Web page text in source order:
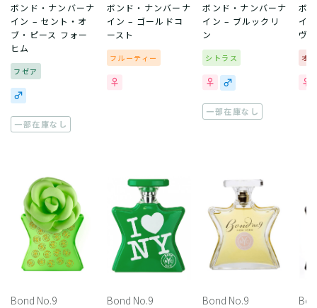
ボンド・ナンバーナ
イン – セント・オ
ブ・ピース フォー
ヒム
フゼア
一部在庫なし
ボンド・ナンバーナ
イン – ゴールドコ
ースト
フルーティー
ボンド・ナンバーナ
イン – ブルックリ
ン
シトラス
一部在庫なし
ボ
イ
ヴ
オ
Bond No.9 Bond No.9 Bond No.9